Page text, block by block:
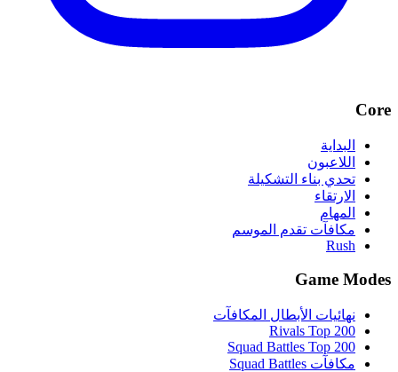
Core
البداية
اللاعبون
تحدي بناء التشكيلة
الارتقاء
المهام
مكافآت تقدم الموسم
Rush
Game Modes
نهائيات الأبطال المكافآت
Rivals Top 200
Squad Battles Top 200
مكافآت Squad Battles